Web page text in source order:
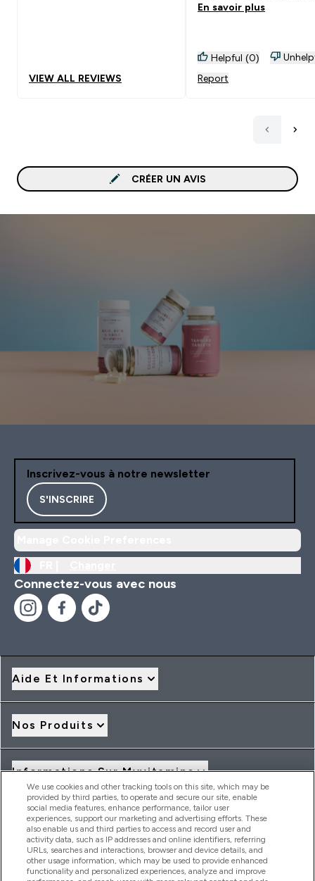
VIEW ALL REVIEWS
résultat est au rendez-
En savoir plus
Helpful (0)
Report
CRÉER UN AVIS
Inscrivez-vous à notre newsletter
S'INSCRIRE
Connectez-vous avec nous
Aide Et Informations
Nos Produits
Informations Sur Myvitamins
Offres Et Réductions
2026 THG Nutrition Limited (FRN: 1022962), trading as
We use cookies and other tracking tools on this site, which may be
provided by third parties, to operate and secure our site, enable
social media features, enhance performance, tailor user
experiences, support our marketing and advertising efforts. These
also enable us and third parties to access and record user and
activity data, such as IP addresses and online identifiers, referring
URLs, searches and interactions, browser and device details, and
other usage information, which may be used to provide enhanced
functionality and personalized experiences, analyze and improve